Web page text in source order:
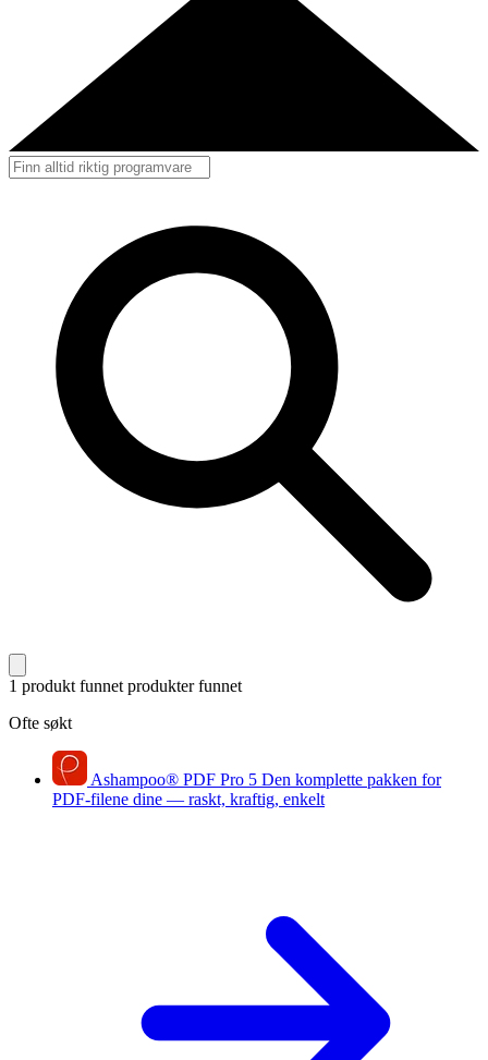
1 produkt funnet produkter funnet
Ofte søkt
Ashampoo® PDF Pro 5 Den komplette pakken for
PDF-filene dine — raskt, kraftig, enkelt